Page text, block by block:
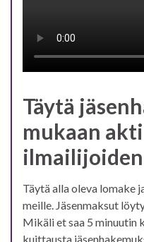
Täytä
mukaan
Täytä alla oleva lomake
meille. Jäsenmaksut
Mikäli et saa 5 minuutin
kuittausta